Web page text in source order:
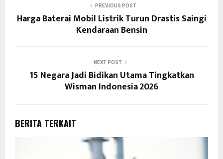
PREVIOUS POST
Harga Baterai Mobil Listrik Turun Drastis Saingi
Kendaraan Bensin
NEXT POST
15 Negara Jadi Bidikan Utama Tingkatkan
Wisman Indonesia 2026
BERITA TERKAIT